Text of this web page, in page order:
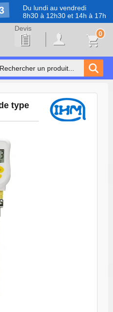
Du lundi au vendredi
8h30 à 12h30 et 14h à 17h
0
type